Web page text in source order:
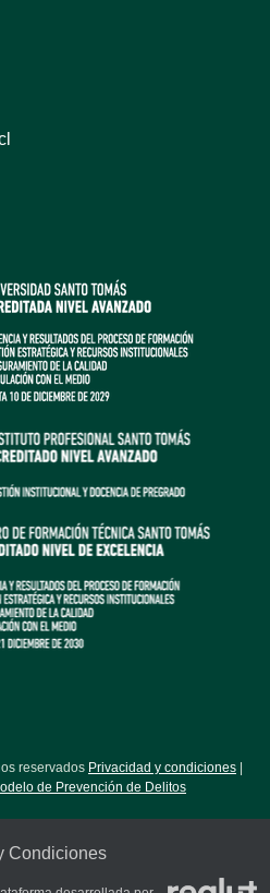
reservados Privacidad y condiciones
de Prevención de Delitos
Condiciones